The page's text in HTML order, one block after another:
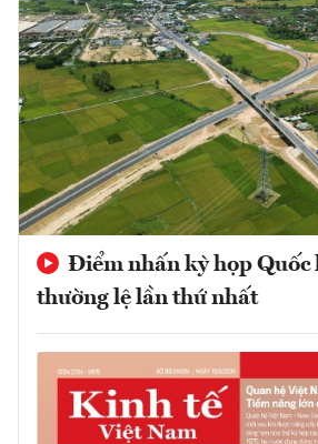
Điểm nhấn kỳ họp Quốc
thường lệ lần thứ nhất